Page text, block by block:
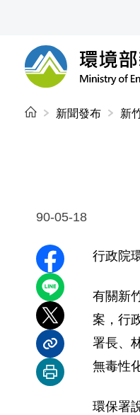
環境部新
新聞發布 新
90-05-18
分享至 Facebook
分享到 LINE
分享到 X
分享內容連結
列印本頁
行政院
有關新
案，行
署長、
無毒性
環保署